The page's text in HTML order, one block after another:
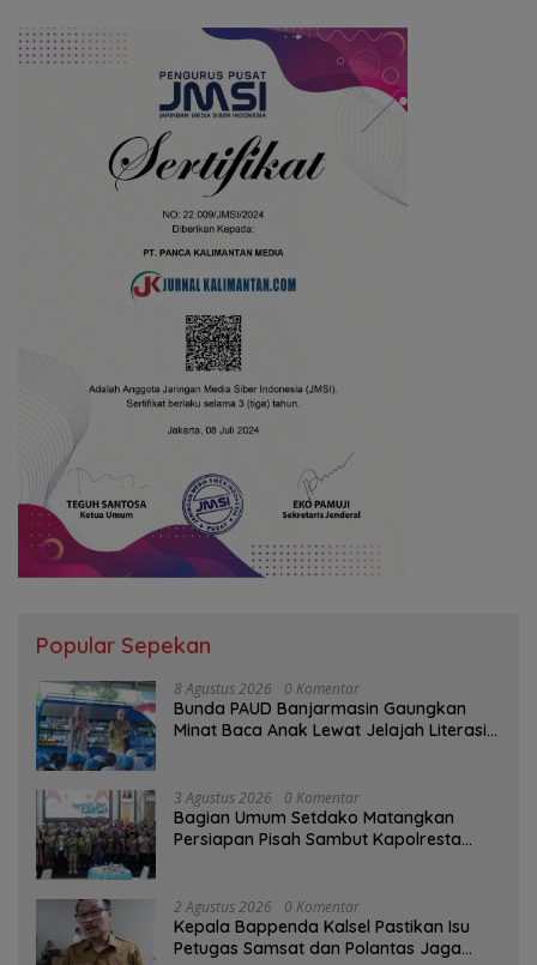
Popular Sepekan
8 Agustus 2026 0 Komentar
Bunda PAUD Banjarmasin Gaungkan
Minat Baca Anak Lewat Jelajah Literasi
3 Agustus 2026 0 Komentar
Bagian Umum Setdako Matangkan
Persiapan Pisah Sambut Kapolresta
2 Agustus 2026 0 Komentar
Kepala Bappenda Kalsel Pastikan Isu
Petugas Samsat dan Polantas Jaga